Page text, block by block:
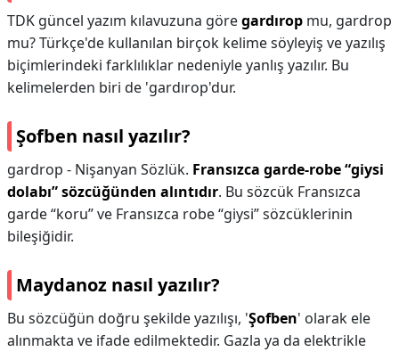
TDK güncel yazım kılavuzuna göregardırop mu, gardrop
mu? Türkçe'de kullanılan birçok kelime söyleyiş ve yazılış
biçimlerindeki farklılıklar nedeniyle yanlış yazılır. Bu
kelimelerden biri de 'gardırop'dur.
Şofben nasıl yazılır?
gardrop - Nişanyan Sözlük. Fransızca garde-robe “giysi
dolabı” sözcüğünden alıntıdır. Bu sözcük Fransızca
garde “koru” ve Fransızca robe “giysi” sözcüklerinin
bileşiğidir.
Maydanoz nasıl yazılır?
Bu sözcüğün doğru şekilde yazılışı, 'Şofben' olarak ele
alınmakta ve ifade edilmektedir. Gazla ya da elektrikle